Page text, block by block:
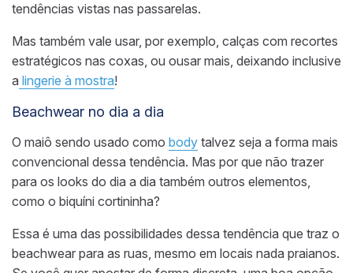
tendências vistas nas passarelas.
Mas também vale usar, por exemplo, calças com recortes
estratégicos nas coxas, ou ousar mais, deixando inclusive
a lingerie à mostra!
Beachwear no dia a dia
O maiô sendo usado como body talvez seja a forma mais
convencional dessa tendência. Mas por que não trazer
para os looks do dia a dia também outros elementos,
como o biquíni cortininha?
Essa é uma das possibilidades dessa tendência que traz o
beachwear para as ruas, mesmo em locais nada praianos.